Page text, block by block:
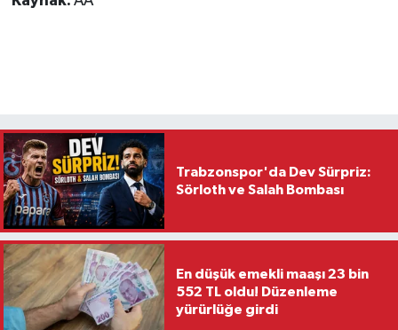
Trabzonspor'da Dev Sürpriz:
Sörloth ve Salah Bombası
En düşük emekli maaşı 23 bin
552 TL oldu! Düzenleme
yürürlüğe girdi